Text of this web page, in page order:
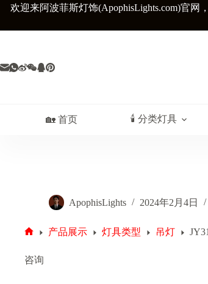
内
欢迎来阿波菲斯灯饰(ApophisLights.com)官网
🏡 首页 🕯️ 分类灯具
ApophisLights 2024年2月4日
页
产品展示 灯具类型 吊灯
咨询